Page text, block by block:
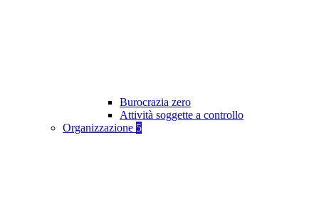
Burocrazia zero
Attività soggette a controllo
Organizzazione 5